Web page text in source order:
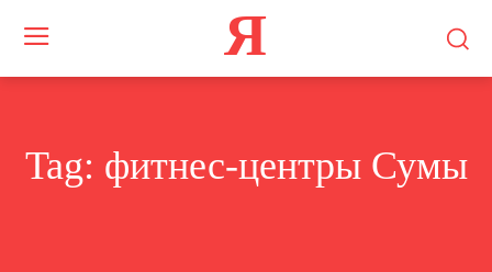
Я
Tag: фитнес-центры Сумы